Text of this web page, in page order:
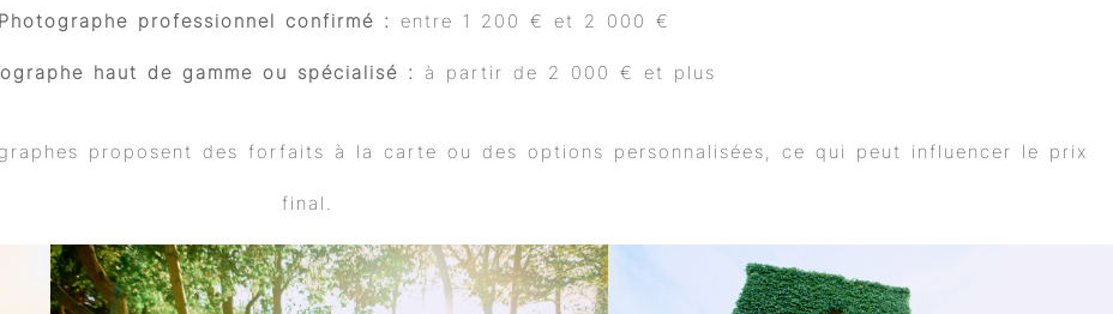
Photographe professionnel confirmé : entre 1 200 € et 2 000 €
haut de gamme ou spécialisé : à partir de 2 000 € et plus
proposent des forfaits à la carte ou des options personnalisées, ce qui peut influencer le prix
final.